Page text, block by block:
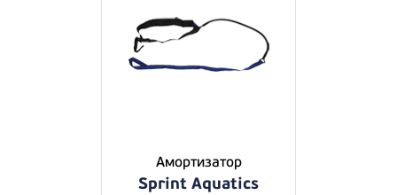
Амортизатор
Sprint Aquatics